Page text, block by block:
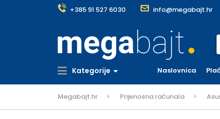
+385 91 527 6030 info@megabajt.hr
Kategorije Naslovnica
Megabajt.hr Prijenosna računala